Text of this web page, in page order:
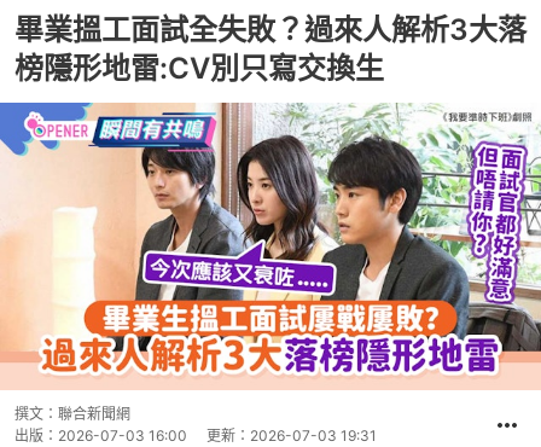
畢業搵工面試全失敗？過來人解析3大落
榜隱形地雷:CV別只寫交換生
撰文： 聯合新聞網
出版： 2026-07-03 16:00 更新： 2026-07-03 19:31